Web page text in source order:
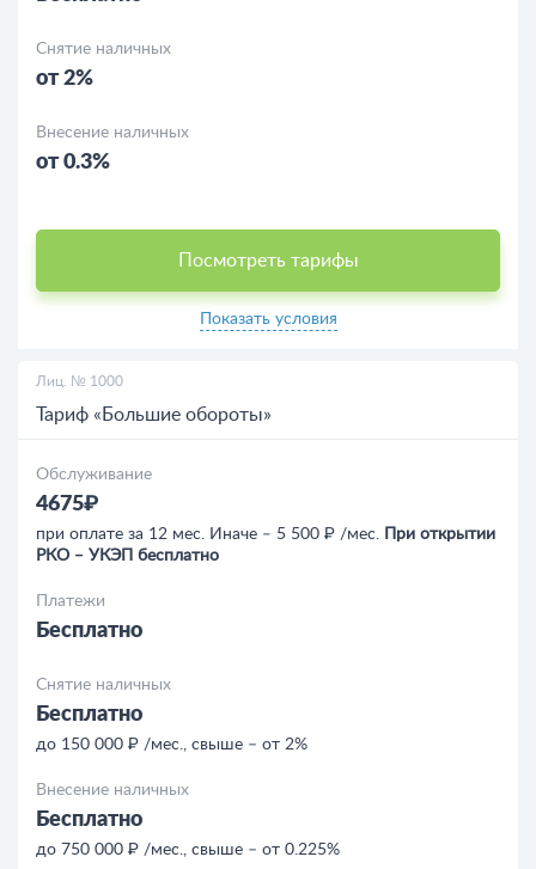
Снятие наличных
от 2%
Внесение наличных
от 0.3%
Посмотреть тарифы
Показать условия
Лиц. № 1000
Тариф «Большие обороты»
Обслуживание
4675₽
при оплате за 12 мес. Иначе ‒ 5 500 ₽ /мес.
При открытии
РКО ‒ УКЭП бесплатно
Платежи
Бесплатно
Снятие наличных
Бесплатно
до 150 000 ₽ /мес., свыше – от 2%
Внесение наличных
Бесплатно
до 750 000 ₽ /мес., свыше – от 0.225%